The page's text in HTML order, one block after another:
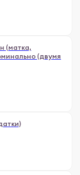
(матка,
(двумя